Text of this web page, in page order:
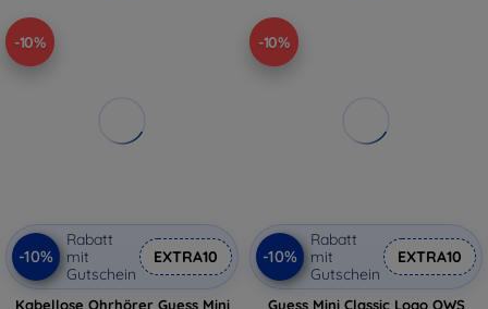
-10%
-10%
Rabatt
mit
Gutschein
EXTRA10
Kabellose Ohrhörer Guess Mini
-10%
-10%
Rabatt
mit
Gutschein
EXTRA10
Guess Mini Classic Logo OWS